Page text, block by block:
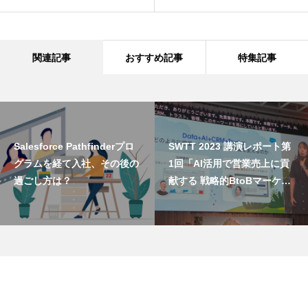
関連記事 おすすめ記事 特集記事
Salesforce Pathfinderプロ
グラムを経て入社、その後の
過ごし方は？
SWTT 2023 講演レポート第
1回「AI活用で営業売上に貢
献する 戦略的BtoBマーケテ
ィング」